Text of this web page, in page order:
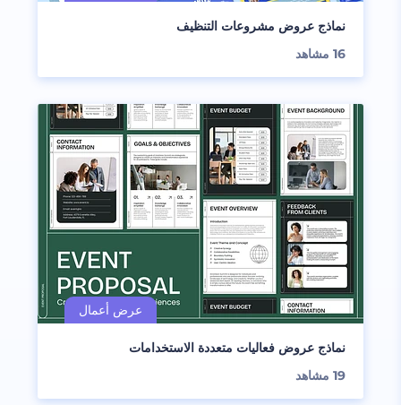
نماذج عروض مشروعات التنظيف
16 مشاهد
نماذج عروض فعاليات متعددة الاستخدامات
19 مشاهد